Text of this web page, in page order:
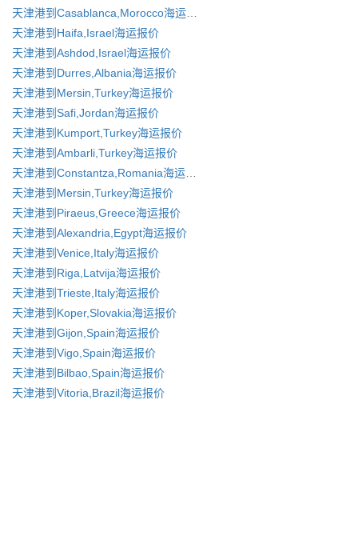
天津港到Haifa,Israel海运报价
天津港到Ashdod,Israel海运报价
天津港到Durres,Albania海运报价
天津港到Mersin,Turkey海运报价
天津港到Safi,Jordan海运报价
天津港到Kumport,Turkey海运报价
天津港到Ambarli,Turkey海运报价
天津港到Mersin,Turkey海运报价
天津港到Piraeus,Greece海运报价
天津港到Alexandria,Egypt海运报价
天津港到Venice,Italy海运报价
天津港到Riga,Latvija海运报价
天津港到Trieste,Italy海运报价
天津港到Koper,Slovakia海运报价
天津港到Gijon,Spain海运报价
天津港到Vigo,Spain海运报价
天津港到Bilbao,Spain海运报价
天津港到Vitoria,Brazil海运报价